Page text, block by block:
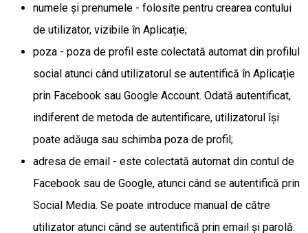
numele și prenumele - folosite pentru crearea contului
de utilizator, vizibile în Aplicație;
poza - poza de profil este colectată automat din profilul
social atunci când utilizatorul se autentifică în Aplicație
prin Facebook sau Google Account. Odată autentificat,
indiferent de metoda de autentificare, utilizatorul își
poate adăuga sau schimba poza de profil;
adresa de email - este colectată automat din contul de
Facebook sau de Google, atunci când se autentifică prin
Social Media. Se poate introduce manual de către
utilizator atunci când se autentifică prin email și parolă.